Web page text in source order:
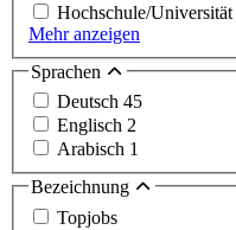
Hochschule/Universität
Mehr anzeigen
Sprachen
Deutsch 45
Englisch 2
Arabisch 1
Bezeichnung
Topjobs